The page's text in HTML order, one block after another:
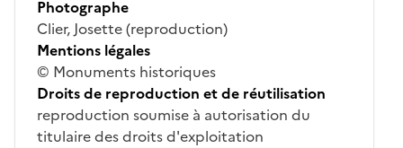
Photographe
Clier, Josette (reproduction)
Mentions légales
© Monuments historiques
Droits de reproduction et de réutilisation
reproduction soumise à autorisation du
titulaire des droits d'exploitation